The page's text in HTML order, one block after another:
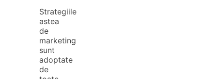
Strategiile
astea
de
marketing
sunt
adoptate
de